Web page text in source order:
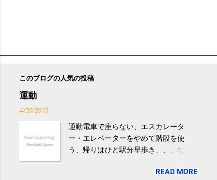
このブログの人気の投稿
運動
4/05/2015
通勤電車で座らない、エスカレータ
ー・エレベーターをやめて階段を使
う、帰りはひと駅分早歩き、、、など
やすい。 スポーツウェア・シューズで
READ MORE